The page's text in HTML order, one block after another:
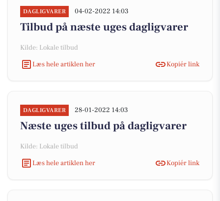
DAGLIGVARER 04-02-2022 14:03
Tilbud på næste uges dagligvarer
Kilde: Lokale tilbud
Læs hele artiklen her
Kopiér link
DAGLIGVARER 28-01-2022 14:03
Næste uges tilbud på dagligvarer
Kilde: Lokale tilbud
Læs hele artiklen her
Kopiér link